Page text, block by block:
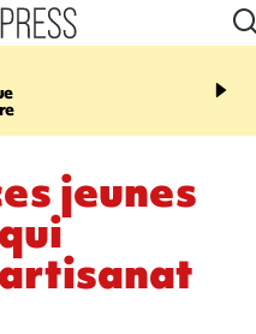
12:23
peuvent éclater et
jeunes